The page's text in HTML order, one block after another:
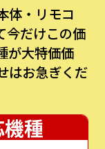
体・リモコ
今だけこの価
が⼤特価価
はお急ぎくだ
種